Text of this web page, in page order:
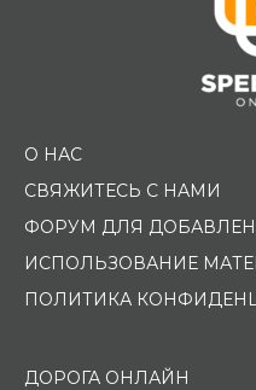
О НАС
СВЯЖИТЕСЬ С НАМИ
ФОРУМ ДЛЯ
ИСПОЛЬЗОВАНИЕ
ПОЛИТИКА
ДОРОГА ОНЛАЙН